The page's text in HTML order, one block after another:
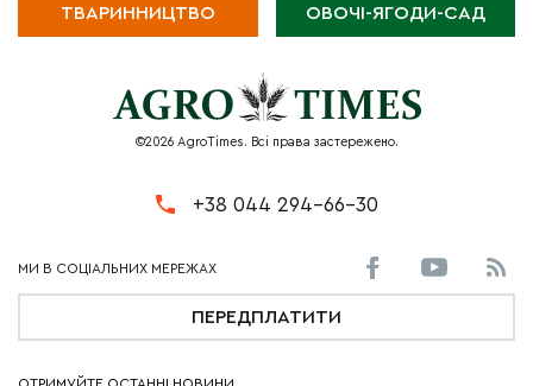
ТВАРИННИЦТВО ОВОЧІ-ЯГОДИ-САД
©2026 AgroTimes. Всі права застережено.
+38 044 294-66-30
ПЕРЕДПЛАТИТИ